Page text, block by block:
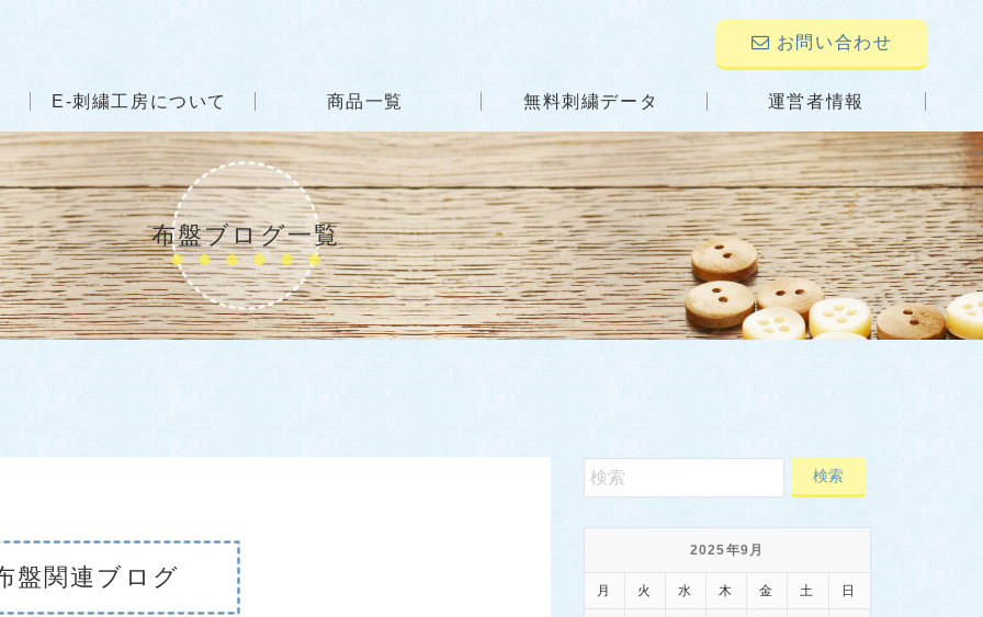
お問い合わせ
E-刺繍工房について 商品一覧 無料刺繍データ 運営者情報
布盤ブログ一覧
盤関連ブログ
2025年9月
月 火 水 木 金 土 日